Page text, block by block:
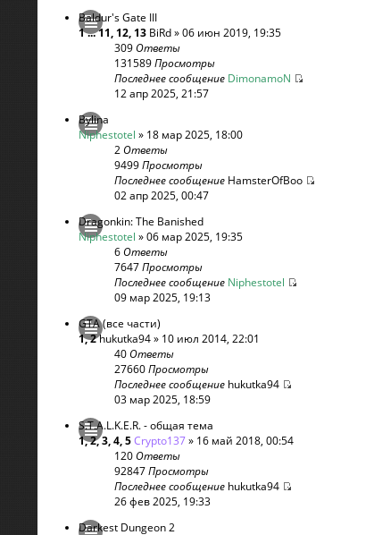
Baldur's Gate III
1...11, 12, 13 BiRd» 06 июн 2019, 19:35
309Ответы
131589Просмотры
Последнее сообщение DimonamoN
12 апр 2025, 21:57
Bylina
Niphestotel » 18 мар 2025, 18:00
2Ответы
9499Просмотры
Последнее сообщение HamsterOfBoo
02 апр 2025, 00:47
Dragonkin: The Banished
Niphestotel » 06 мар 2025, 19:35
6Ответы
7647Просмотры
Последнее сообщение Niphestotel
09 мар 2025, 19:13
GTA (все части)
1,2hukutka94» 10 июл 2014, 22:01
40Ответы
27660Просмотры
Последнее сообщение hukutka94
03 мар 2025, 18:59
S.T.A.L.K.E.R. - общая тема
1,2,3,4,5Crypto137» 16 май 2018, 00:54
120Ответы
92847Просмотры
Последнее сообщение hukutka94
26 фев 2025, 19:33
Darkest Dungeon 2